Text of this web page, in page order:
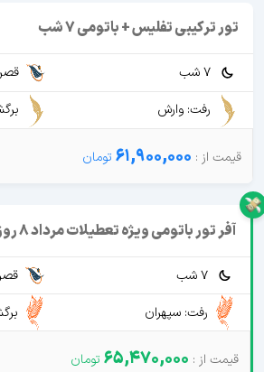
تور ترکیبی تفلیس + باتومی 7 شب
7 شب
رفت: وارش
61,900,000
آفر تور باتومی ویژه تعطیلات مرداد 8 روزه
7 شب
رفت: سپهران
65,470,000